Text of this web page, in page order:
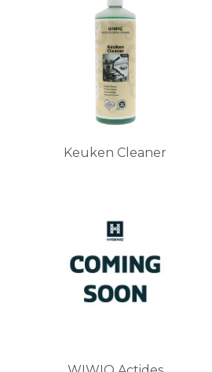
Keuken Cleaner